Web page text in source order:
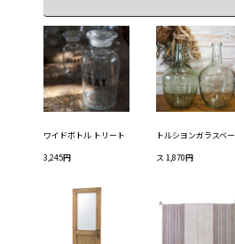
ワイドボトル トリート
3,245円
トルシヨンガラスベー
ス 1,870円